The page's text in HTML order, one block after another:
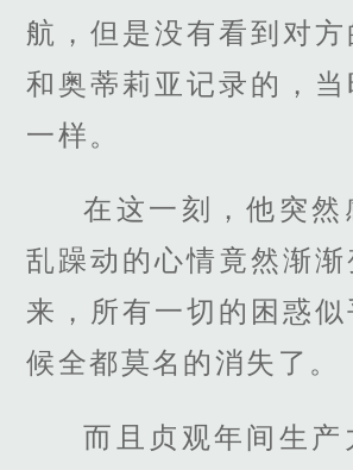
航，但是没有看到对方
和奥蒂莉亚记录的，当
一样。
在这一刻，他突然
乱躁动的心情竟然渐渐
来，所有一切的困惑
候全都莫名的消失了。
而且贞观年间生产